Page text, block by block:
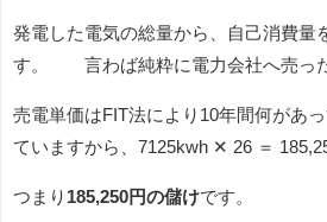
発電した電気の総量から、自己消費量
す。 言わば純粋に電力会社へ売った
売電単価はFIT法により10年間何があ
ていますから、7125kwh ✕ 26 ＝
つまり 185,250円の儲けです。